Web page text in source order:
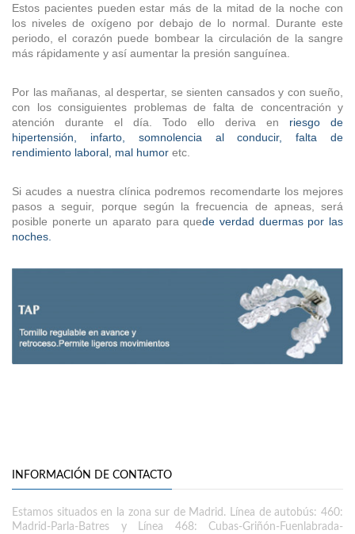
Estos pacientes pueden estar más de la mitad de la noche con
los niveles de oxígeno por debajo de lo normal. Durante este
periodo, el corazón puede bombear la circulación de la sangre
más rápidamente y así aumentar la presión sanguínea.
Por las mañanas, al despertar, se sienten cansados y con sueño,
con los consiguientes problemas de falta de concentración y
atención durante el día. Todo ello deriva en riesgo de
hipertensión, infarto, somnolencia al conducir, falta de
rendimiento laboral, mal humor etc.
Si acudes a nuestra clínica podremos recomendarte los mejores
pasos a seguir, porque según la frecuencia de apneas, será
posible ponerte un aparato para quede verdad duermas por las
noches.
INFORMACIÓN DE CONTACTO
Estamos situados en la zona sur de Madrid. Línea de autobús: 460:
Madrid-Parla-Batres y Línea 468: Cubas-Griñón-Fuenlabrada-